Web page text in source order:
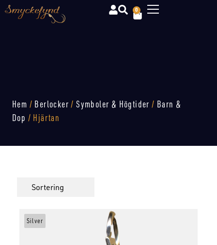
0
Hem / Berlocker /Symboler & Högtider / Barn &
Dop / Hjärtan
Silver